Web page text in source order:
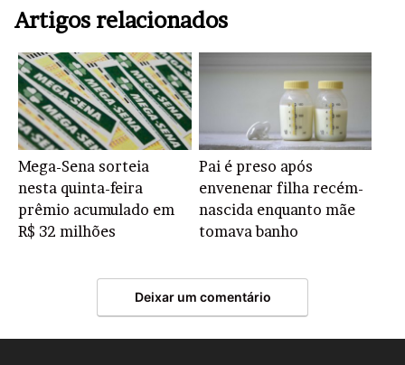
Artigos relacionados
Mega-Sena sorteia
nesta quinta-feira
prêmio acumulado em
R$ 32 milhões
Pai é preso após
envenenar filha recém-
nascida enquanto mãe
tomava banho
Deixar um comentário